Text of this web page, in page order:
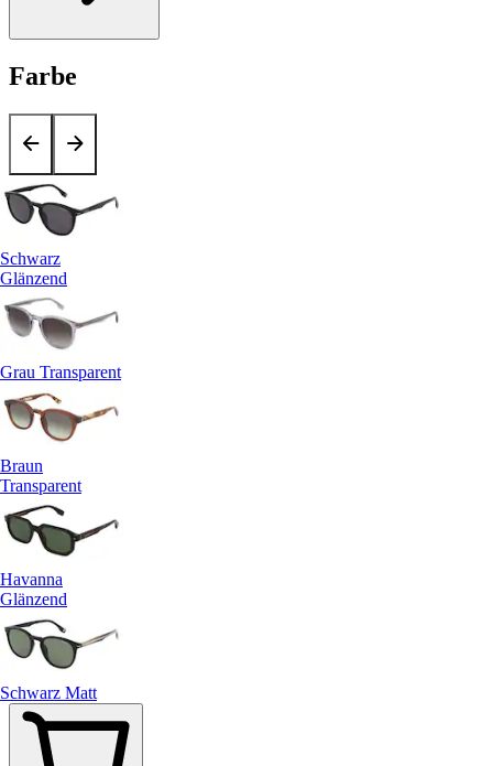
Farbe
Schwarz
Glänzend
Grau Transparent
Braun
Transparent
Havanna
Glänzend
Schwarz Matt